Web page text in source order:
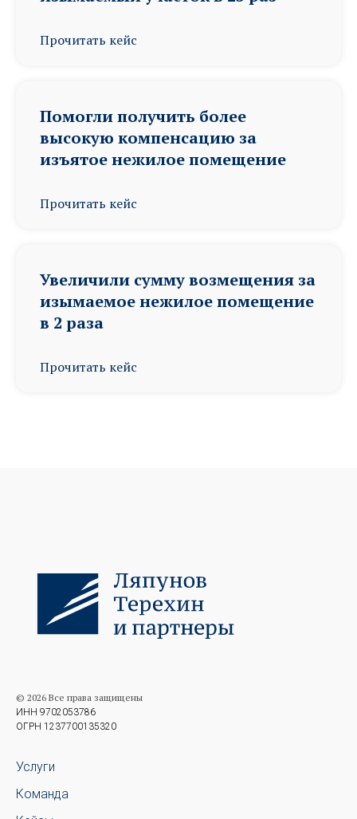
Прочитать кейс
Помогли получить более
высокую компенсацию за
изъятое нежилое помещение
Прочитать кейс
Увеличили сумму возмещения за
изымаемое нежилое помещение
в 2 раза
Прочитать кейс
© 2026 Все права защищены
ИНН 9702053786
ОГРН 1237700135320
Услуги
Команда